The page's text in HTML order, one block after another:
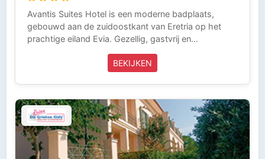
Avantis Suites Hotel is een moderne badplaats,
gebouwd aan de zuidoostkant van Eretria op het
prachtige eiland Evia. Gezellig, gastvrij en
blauwe waterrand van de zuidelijke Golf van Evia.
huurauto (allrisk). Griekse Gids Reizen is aangesloten
bij ANVR, SGR en het Calamiteitenfonds. Wij zijn voor
onze klanten die in Griekenland zijn 24 uur per dag
bereikbaar (Tel 0031-343-218014) en laten niets
over aan het toeval. Zo kun je zorgeloos op vakantie.
BEKIJKEN